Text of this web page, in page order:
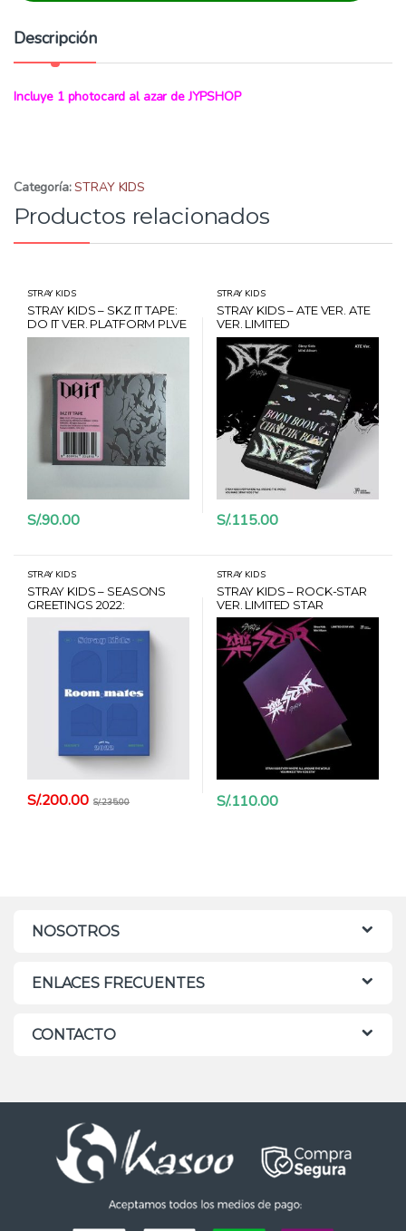
:Descripción
Incluye 1 photocard al azar de JYPSHOP
Categoría:STRAY KIDS
Productos relacionados
STRAY KIDS
STRAY KIDS – SKZ IT TAPE:
DO IT VER. PLATFORM PLVE
+ POB MUSICPLANT
S/.90.00
STRAY KIDS
STRAY KIDS – ATE VER. ATE
VER. LIMITED
S/.115.00
STRAY KIDS
STRAY KIDS – SEASONS
GREETINGS 2022:
ROOM,MATES + BONUS +
CARD HANTEO
S/.200.00 S/.235.00
STRAY KIDS
STRAY KIDS – ROCK-STAR
VER. LIMITED STAR
S/.110.00
NOSOTROS
ENLACES FRECUENTES
CONTACTO